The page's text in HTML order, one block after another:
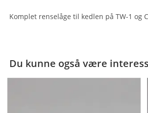
Komplet renselåge til kedlen på TW-1 og
Du kunne også være